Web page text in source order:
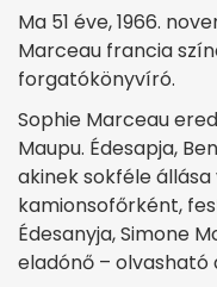
Ma 51 éve, 1966.
Marceau francia
forgatókönyvíró.
Sophie Marceau
Maupu. Édesapja,
akinek sokféle
kamionsofőrként,
Édesanyja, Simone
eladónő – olvasható